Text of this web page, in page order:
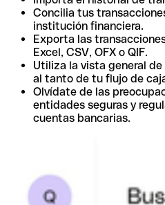
Concilia tus
institución financiera.
Exporta las
Excel, CSV, OFX o QIF.
Utiliza la vista general
al tanto de tu flujo de
Olvídate de las
entidades seguras y
cuentas bancarias.